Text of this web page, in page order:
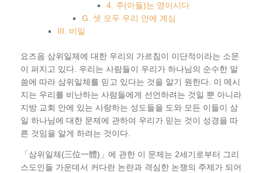
4. 주(아들)는 영이시다
G. 셋 모두 우리 안에 계심
III. 비밀
요즈음 삼위일체에 대한 우리의 가르침이 이단적이라는 소문
이 퍼지고 있다. 우리는 사람들이 우리가 하나님의 순수한 말
씀에 따라 삼위일체를 믿고 있다는 것을 알기 원한다. 이 메시
지는 우리를 비난하는 사람들에게 선언하려는 것일 뿐 아니라
지방 교회 안에 있는 사랑하는 성도들을 도와 모든 이들이 삼
일 하나님에 대한 문제에 관하여 우리가 믿는 것이 성경을 따
른 것임을 알게 하려는 것이다.
「삼위일체(三位一體)」에 관한 이 문제는 2세기로부터 그리
스도인들 가운데서 커다란 논란과 격심한 논쟁의 주제가 되어